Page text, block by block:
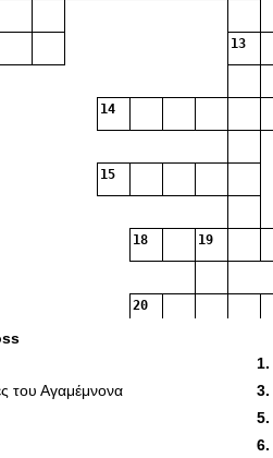
13
14
15
18 19
20
του Αγαμέμνονα
1.
3.
5.
6.